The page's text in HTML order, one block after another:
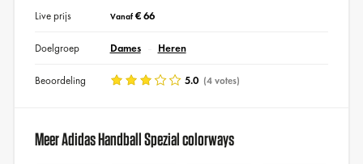
Live prijs Vanaf€ 66
Doelgroep Dames Heren
Beoordeling 5.0 (4 votes)
Meer Adidas Handball Spezial colorways